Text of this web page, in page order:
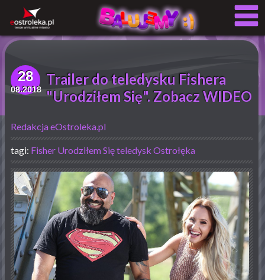
28
08.2018
Trailer do teledysku Fishera
"Urodziłem Się". Zobacz WIDEO
Redakcja eOstroleka.pl
tagi: Fisher Urodziłem Sięteledysk Ostrołęka